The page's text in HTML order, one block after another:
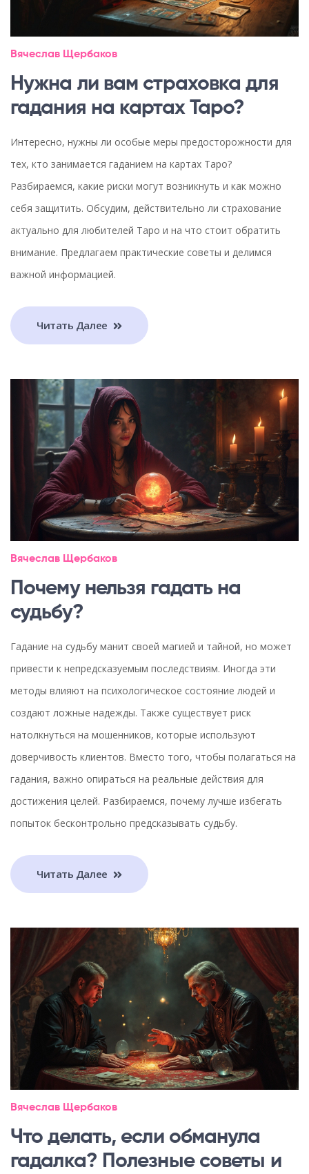
Вячеслав Щербаков
Нужна ли вам страховка для
гадания на картах Таро?
Интересно, нужны ли особые меры предосторожности для
тех, кто занимается гаданием на картах Таро?
Разбираемся, какие риски могут возникнуть и как можно
себя защитить. Обсудим, действительно ли страхование
актуально для любителей Таро и на что стоит обратить
внимание. Предлагаем практические советы и делимся
важной информацией.
Читать Далее
Вячеслав Щербаков
Почему нельзя гадать на
судьбу?
Гадание на судьбу манит своей магией и тайной, но может
привести к непредсказуемым последствиям. Иногда эти
методы влияют на психологическое состояние людей и
создают ложные надежды. Также существует риск
натолкнуться на мошенников, которые используют
доверчивость клиентов. Вместо того, чтобы полагаться на
гадания, важно опираться на реальные действия для
достижения целей. Разбираемся, почему лучше избегать
попыток бесконтрольно предсказывать судьбу.
Читать Далее
Вячеслав Щербаков
Что делать, если обманула
гадалка? Полезные советы и